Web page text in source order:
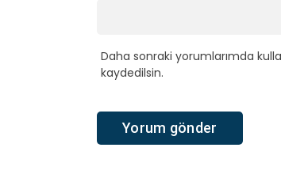
Daha sonraki yorumlarımda
kaydedilsin.